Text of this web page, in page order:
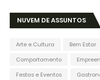
NUVEM DE ASSUNTOS
Arte e Cultura Bem Estar
Comportamento
Festas e Eventos